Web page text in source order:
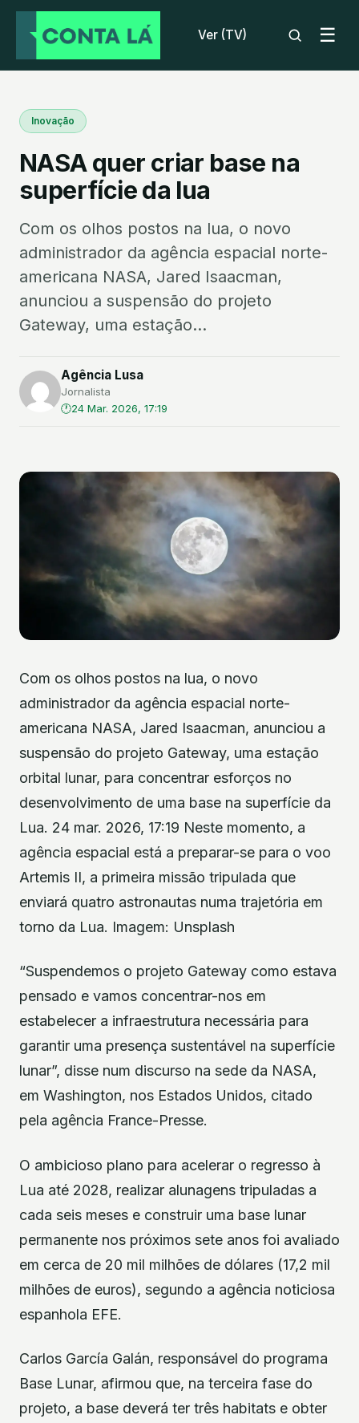
Ver (TV) ☰
Inovação
NASA quer criar base na
superfície da lua
Com os olhos postos na lua, o novo
administrador da agência espacial norte-
americana NASA, Jared Isaacman,
anunciou a suspensão do projeto
Gateway, uma estação...
Agência Lusa
Jornalista
24 Mar. 2026, 17:19
Com os olhos postos na lua, o novo
administrador da agência espacial norte-
americana NASA, Jared Isaacman, anunciou a
suspensão do projeto Gateway, uma estação
orbital lunar, para concentrar esforços no
desenvolvimento de uma base na superfície da
Lua. 24 mar. 2026, 17:19 Neste momento, a
agência espacial está a preparar-se para o voo
Artemis II, a primeira missão tripulada que
enviará quatro astronautas numa trajetória em
torno da Lua. Imagem: Unsplash
“Suspendemos o projeto Gateway como estava
pensado e vamos concentrar-nos em
estabelecer a infraestrutura necessária para
garantir uma presença sustentável na superfície
lunar”, disse num discurso na sede da NASA,
em Washington, nos Estados Unidos, citado
pela agência France-Presse.
O ambicioso plano para acelerar o regresso à
Lua até 2028, realizar alunagens tripuladas a
cada seis meses e construir uma base lunar
permanente nos próximos sete anos foi avaliado
em cerca de 20 mil milhões de dólares (17,2 mil
milhões de euros), segundo a agência noticiosa
espanhola EFE.
Carlos García Galán, responsável do programa
Base Lunar, afirmou que, na terceira fase do
projeto, a base deverá ter três habitats e obter